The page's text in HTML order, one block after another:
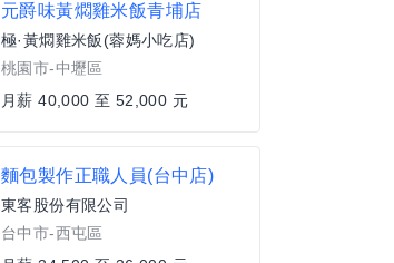
元爵味黃燜雞米飯青埔店
極·黃燜雞米飯(蓉媽小吃店)
桃園市-中壢區
月薪 40,000 至 52,000 元
麵包製作正職人員(台中店)
東客股份有限公司
台中市-西屯區